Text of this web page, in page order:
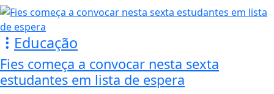
Educação
Fies começa a convocar nesta sexta
estudantes em lista de espera